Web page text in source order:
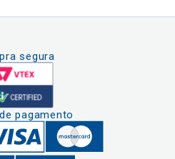
segura
pagamento